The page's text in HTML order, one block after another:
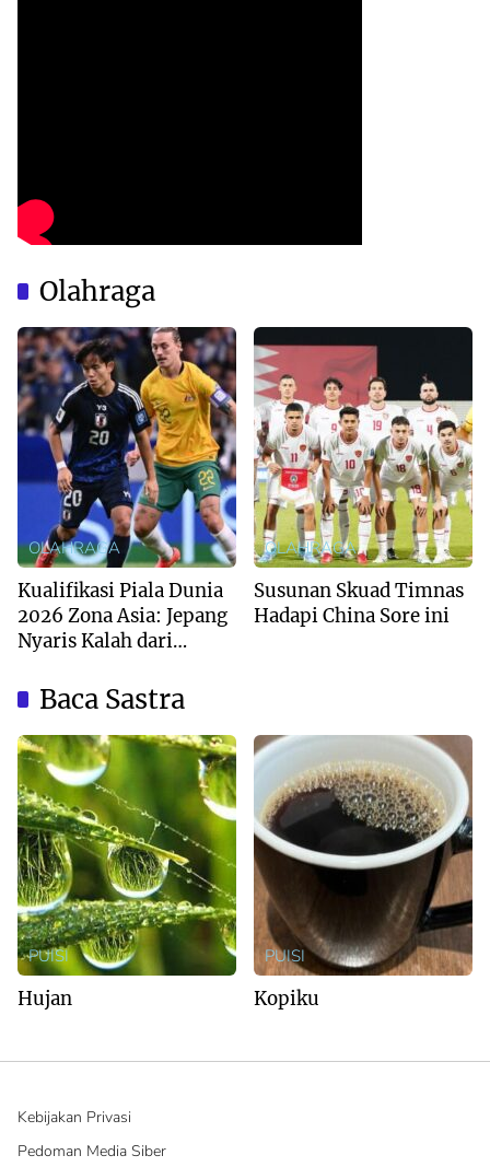
Olahraga
OLAHRAGA
Kualifikasi Piala Dunia
2026 Zona Asia: Jepang
Nyaris Kalah dari
OLAHRAGA
Susunan Skuad Timnas
Hadapi China Sore ini
Baca Sastra
PUISI
Hujan
PUISI
Kopiku
Kebijakan Privasi
Pedoman Media Siber